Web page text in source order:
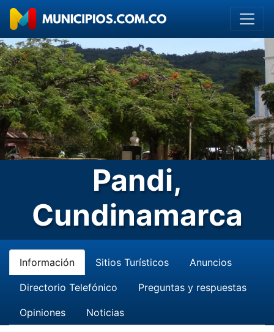
Pandi,
Cundinamarca
Información Sitios Turísticos Anuncios
Directorio Telefónico Preguntas y respuestas
Opiniones Noticias